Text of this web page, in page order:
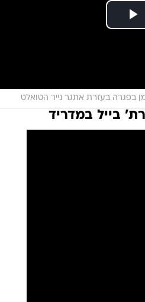
בפגרה בעזרת אתגר נייר הטואלט
בייל במדריד